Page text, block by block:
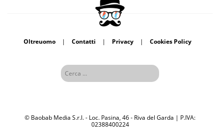
Oltreuomo | Contatti | Privacy | Cookies Policy
© Baobab Media S.r.l. - Loc. Pasina, 46 - Riva del Garda | P.IVA:
02388400224